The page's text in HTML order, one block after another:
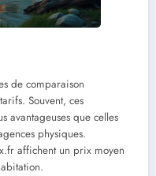
de comparaison
Souvent, ces
avantageuses que celles
physiques.
affichent un prix moyen